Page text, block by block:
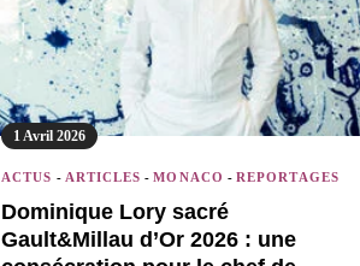
1 Avril 2026
ACTUS - ARTICLES -MONACO - REPORTAGES
Dominique Lory sacré
Gault&Millau d’Or 2026 : une